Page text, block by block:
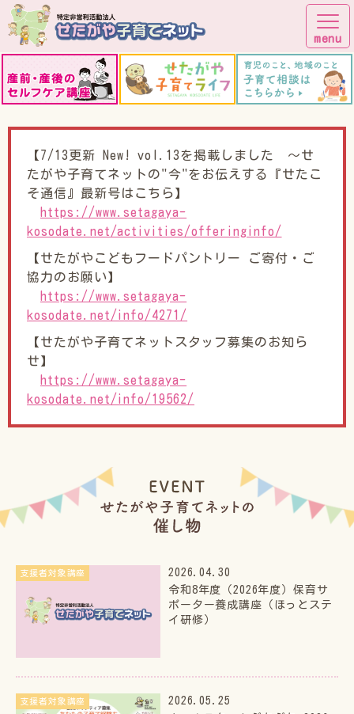
子育てしながら街に出よう！
【7/13更新 New! vol.13を掲載しました ～せ
たがや子育てネットの"今"をお伝えする『せたこ
そ通信』最新号はこちら】
https://www.setagaya-
kosodate.net/activities/offeringinfo/
【せたがやこどもフードパントリー ご寄付・ご
協力のお願い】
https://www.setagaya-
kosodate.net/info/4271/
【せたがや子育てネットスタッフ募集のお知ら
せ】
https://www.setagaya-
kosodate.net/info/19562/
支援者対象講座 2026.04.30
令和8年度（2026年度）保育サ
ポーター養成講座（ほっとステ
イ研修）
支援者対象講座 2026.05.25